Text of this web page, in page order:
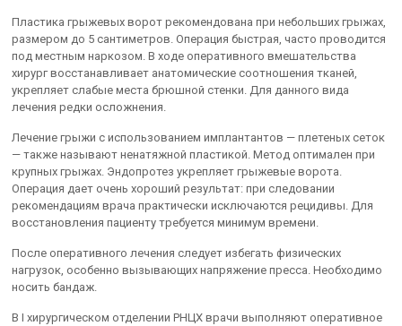
Пластика грыжевых ворот рекомендована при небольших грыжах,
размером до 5 сантиметров. Операция быстрая, часто проводится
под местным наркозом. В ходе оперативного вмешательства
хирург восстанавливает анатомические соотношения тканей,
укрепляет слабые места брюшной стенки. Для данного вида
лечения редки осложнения.
Лечение грыжи с использованием имплантантов — плетеных сеток
— также называют ненатяжной пластикой. Метод оптимален при
крупных грыжах. Эндопротез укрепляет грыжевые ворота.
Операция дает очень хороший результат: при следовании
рекомендациям врача практически исключаются рецидивы. Для
восстановления пациенту требуется минимум времени.
После оперативного лечения следует избегать физических
нагрузок, особенно вызывающих напряжение пресса. Необходимо
носить бандаж.
В I хирургическом отделении РНЦХ врачи выполняют оперативное